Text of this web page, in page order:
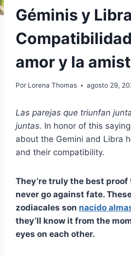
Géminis y Libra
amor y la
Por Lorena Thomas agosto 29,
Las parejas que triunfan
juntas. In honor of this
about the Gemini and Libra
and their compatibility.
They’re truly the best proof
never go against fate.
zodiacales son nacido
they’ll know it from the
eyes on each other.